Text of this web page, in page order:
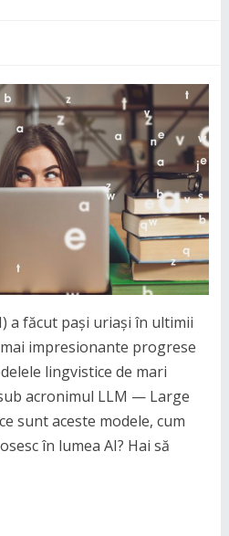
a făcut pași uriași în ultimii
impresionante progrese
lingvistice de mari
acronimul LLM — Large
sunt aceste modele, cum
în lumea AI? Hai să